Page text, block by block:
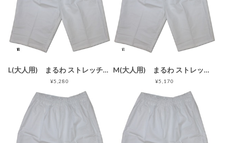
L(大人用) まるわ ストレッチ半股引ゴム 白 L（大人用）
¥5,280
M(大人用) まるわ ストレッチ半股引ゴム 白 M（大人用）
¥5,170